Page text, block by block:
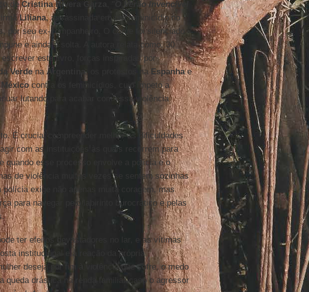
deCristina Rivera Garza
O Verão Invencível
irmãLiliana, assassinada em um feminicídio no
por seu ex-companheiro. O crime foi silenciado
e ainda à solta. A autora relata como, 30
escrever este livro, forças inspiradas por
VerdenaArgentina , os protestos na Espanhae
Méxicocontra os feminicídios, cujo ímpeto a
lutando para acabar com essa violência
É crucial compreender melhor as dificuldades
com as instituições às quais recorrem para
quando esse processo envolve a polícia e o
de violência muitas vezes se sentem sozinhas
polícia exige não apenas muita coragem, mas
para navegar pelo labirinto burocrático e pelas
ter efeitos devastadores no lar, e as vítimas
institucional e à reação da própria
deseja pôr fim à violência que sofre, o medo
drástica na renda familiar caso o agressor